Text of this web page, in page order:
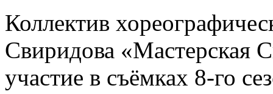
Коллектив
Свиридова «Мастерская
участие в съёмках 8-го